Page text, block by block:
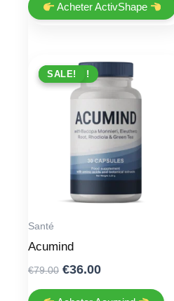
was:
€64.00.
is:
€36.00.
Acheter ActivShape
PROMO !
SALE!
Santé
Acumind
€79.00 Original
€36.00Current